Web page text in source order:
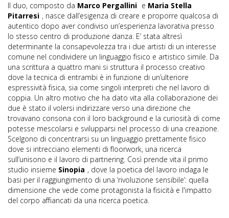
Il duo, composto da Marco Pergallini e Maria Stella
Pitarresi , nasce dall’esigenza di creare e proporre qualcosa di
autentico dopo aver condiviso un’esperienza lavorativa presso
lo stesso centro di produzione danza. E’ stata altresì
determinante la consapevolezza tra i due artisti di un interesse
comune nel condividere un linguaggio fisico e artistico simile. Da
una scrittura a quattro mani si struttura il processo creativo
dove la tecnica di entrambi è in funzione di un’ulteriore
espressività fisica, sia come singoli interpreti che nel lavoro di
coppia. Un altro motivo che ha dato vita alla collaborazione dei
due è stato il volersi indirizzare verso una direzione che
trovavano consona con il loro background e la curiosità di come
potesse mescolarsi e svilupparsi nel processo di una creazione.
Scelgono di concentrarsi su un linguaggio prettamente fisico
dove si intrecciano elementi di floorwork, una ricerca
sull’unisono e il lavoro di partnering. Così prende vita il primo
studio insieme Sinopia , dove la poetica del lavoro indaga le
basi per il raggiungimento di una ‘rivoluzione sensibile’: quella
dimensione che vede come protagonista la fisicità e l'impatto
del corpo affiancati da una ricerca poetica.